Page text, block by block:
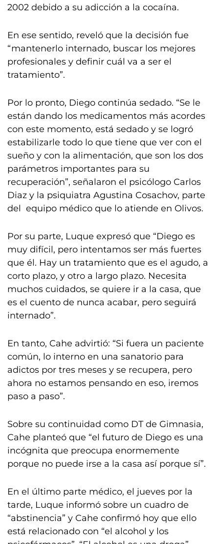
2002 debido a su adicción a la cocaína.
En ese sentido, reveló que la decisión fue
“mantenerlo internado, buscar los mejores
profesionales y definir cuál va a ser el
tratamiento”.
Por lo pronto, Diego continúa sedado. “Se le
están dando los medicamentos más acordes
con este momento, está sedado y se logró
estabilizarle todo lo que tiene que ver con el
sueño y con la alimentación, que son los dos
parámetros importantes para su
recuperación”, señalaron el psicólogo Carlos
Diaz y la psiquiatra Agustina Cosachov, parte
del equipo médico que lo atiende en Olivos.
Por su parte, Luque expresó que “Diego es
muy difícil, pero intentamos ser más fuertes
que él. Hay un tratamiento que es el agudo, a
corto plazo, y otro a largo plazo. Necesita
muchos cuidados, se quiere ir a la casa, que
es el cuento de nunca acabar, pero seguirá
internado”.
En tanto, Cahe advirtió: “Si fuera un paciente
común, lo interno en una sanatorio para
adictos por tres meses y se recupera, pero
ahora no estamos pensando en eso, iremos
paso a paso”.
Sobre su continuidad como DT de Gimnasia,
Cahe planteó que “el futuro de Diego es una
incógnita que preocupa enormemente
porque no puede irse a la casa así porque sí”.
En el último parte médico, el jueves por la
tarde, Luque informó sobre un cuadro de
“abstinencia” y Cahe confirmó hoy que ello
está relacionado con “el alcohol y los